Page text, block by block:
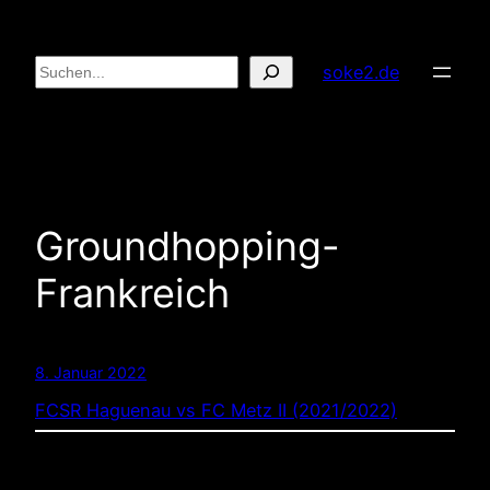
Inhalt
springen
Suchen soke2.de
Groundhopping-
Frankreich
8. Januar 2022
FCSR Haguenau vs FC Metz II (2021/2022)